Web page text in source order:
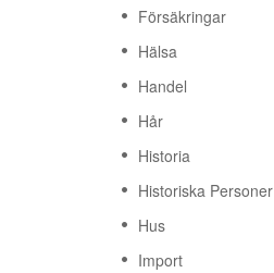
Försäkringar
Hälsa
Handel
Hår
Historia
Historiska Personer
Hus
Import